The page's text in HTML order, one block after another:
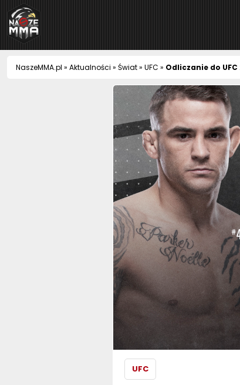
NaszeMMA
NaszeMMA.pl » Aktualności » Świat» UFC » Odliczanie do
UFC